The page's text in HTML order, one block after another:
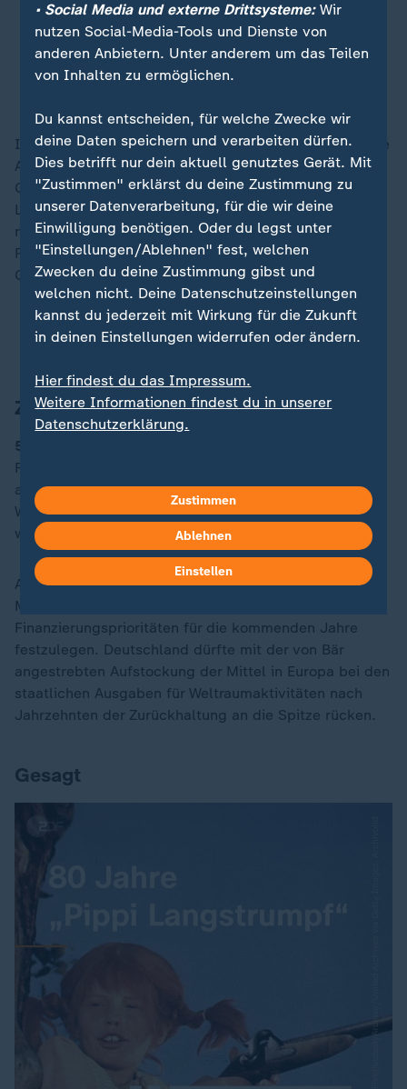
FAQ: Was Sie über die Handball-WM der Frauen
wissen müssen
Handballerinnen wollen mit Spielfreude zur
In derChampions Leaguehat Eintracht Frankfurt heute
Abend den italienischen Klub Atalanta Bergamo zu
Gast, der FC Bayern gastiert beim FC Arsenal in
London. Die Fans der Engländer finden, dass ihr Klub
noch eine Rechnung offen hat mit dem deutschen
Rekordmeister - wieso, erklärt Autor Alexander
Glodzinski vom auslandsjournal.
Arsenal-Fans haben mit Bayern "noch eine
Rechnung offen"
Zahl des Tages
5
Forschungsministerin Dorothee Bär (CSU)
angekündigt, die deutschen Mittel für die Europäische
Weltraumorganisation ESA deutlich aufstocken zu
wollen.
Ab heute treffen sich die Raumfahrtminister der ESA-
Mitgliedstaaten in Bremen, um die
Finanzierungsprioritäten für die kommenden Jahre
festzulegen. Deutschland dürfte mit der von Bär
angestrebten Aufstockung der Mittel in Europa bei den
staatlichen Ausgaben für Weltraumaktivitäten nach
Jahrzehnten der Zurückhaltung an die Spitze rücken.
Gesagt
• Social Media und externe Drittsysteme:Wir
nutzen Social-Media-Tools und Dienste von
anderen Anbietern. Unter anderem um das Teilen
von Inhalten zu ermöglichen.
Du kannst entscheiden, für welche Zwecke wir
deine Daten speichern und verarbeiten dürfen.
Dies betrifft nur dein aktuell genutztes Gerät. Mit
"Zustimmen" erklärst du deine Zustimmung zu
unserer Datenverarbeitung, für die wir deine
Einwilligung benötigen. Oder du legst unter
"Einstellungen/Ablehnen" fest, welchen
Zwecken du deine Zustimmung gibst und
welchen nicht. Deine Datenschutzeinstellungen
kannst du jederzeit mit Wirkung für die Zukunft
in deinen Einstellungen widerrufen oder ändern.
Hier findest du das Impressum.
Weitere Informationen findest du in unserer
Datenschutzerklärung.
Zustimmen
Ablehnen
Einstellen